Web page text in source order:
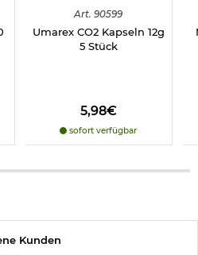
und CO2-Waffen
Art. 90599
Umarex CO2 Kapseln 12g
5 Stück
5,98€
sofort verfügbar
Kunden